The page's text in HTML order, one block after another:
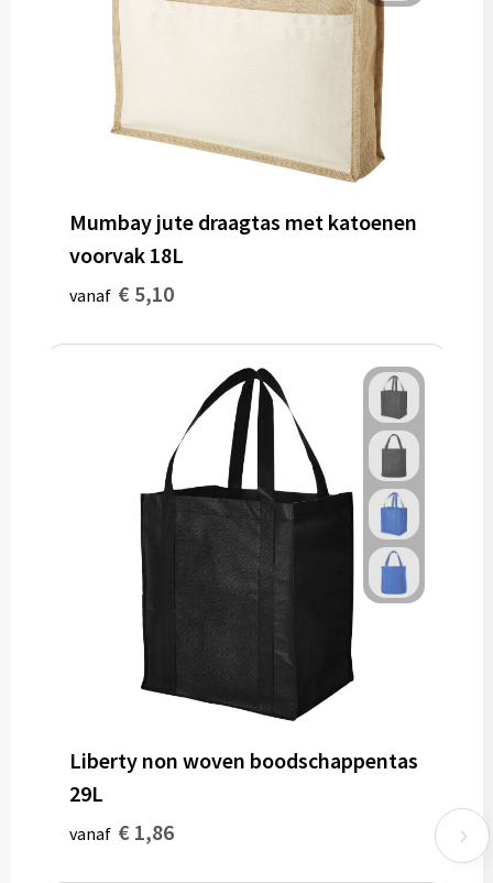
Mumbay jute draagtas met katoenen
voorvak 18L
vanaf € 5,10
Liberty non woven boodschappentas
29L
vanaf € 1,86